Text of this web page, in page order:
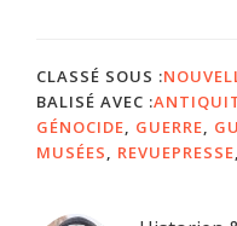
CLASSÉ SOUS :
BALISÉ AVEC :
GÉNOCIDE
GUERRE
MUSÉES
REVUEPRESSE